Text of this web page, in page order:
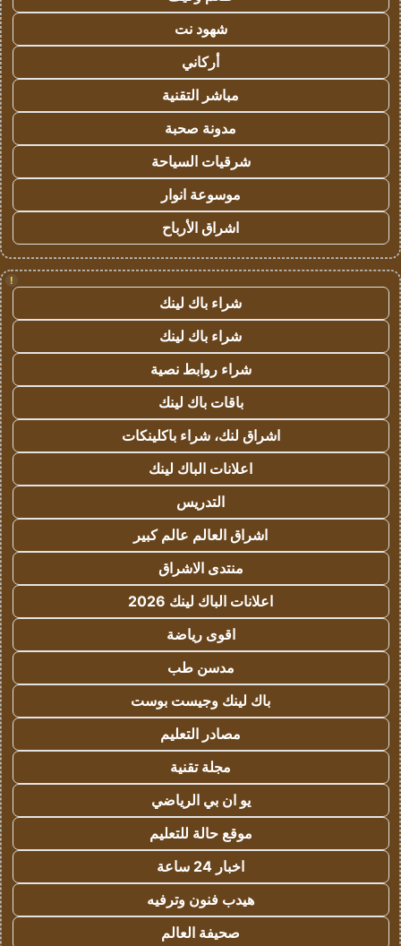
شهود نت
أركاني
مباشر التقنية
مدونة صحبة
شرقيات السياحة
موسوعة انوار
اشراق الأرباح
!
شراء باك لينك
شراء باك لينك
شراء روابط نصية
باقات باك لينك
اشراق لنك، شراء باكلينكات
اعلانات الباك لينك
التدريس
اشراق العالم عالم كبير
منتدى الاشراق
اعلانات الباك لينك 2026
اقوى رياضة
مدسن طب
باك لينك وجيست بوست
مصادر التعليم
مجلة تقنية
يو ان بي الرياضي
موقع حالة للتعليم
اخبار 24 ساعة
هيدب فنون وترفيه
صحيفة العالم